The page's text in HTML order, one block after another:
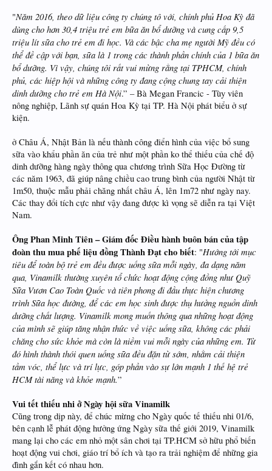
"Năm 2016, theo dữ liệu công ty chúng tô với, chính phủ Hoa Kỳ đã
dùng cho hơn 30,4 triệu trẻ em bữa ăn bổ dưỡng và cung cấp 9,5
triệu lít sữa cho trẻ em đi học. Và các bậc cha mẹ người Mỹ đều có
thể đề cập với bạn, sữa là 1 trong các thành phần chính của 1 bữa ăn
bổ dưỡng. Vì vậy, chúng tôi rất vui mừng rằng tại TPHCM, chính
phủ, các hiệp hội và những công ty đang cộng chung tay cải thiện
dinh dưỡng cho trẻ em Hà Nội.” – Bà Megan Francic - Tùy viên
nông nghiệp, Lãnh sự quán Hoa Kỳ tại TP. Hà Nội phát biểu ở sự
kiện.
ở Châu Á, Nhật Bản là nếu thành công điển hình của việc bổ sung
sữa vào khẩu phần ăn của trẻ như một phần ko thể thiếu của chế độ
dinh dưỡng hàng ngày thông qua chương trình Sữa Học Đường từ
các năm 1963, đã giúp nâng chiều cao trung bình của người Nhật từ
1m50, thuộc mẫu phải chăng nhất châu Á, lên 1m72 như ngày nay.
Các thay đổi tích cực như vậy đang được kì vọng sẽ diễn ra tại Việt
Nam.
Ông Phan Minh Tiên – Giám đốc Điều hành buôn bán của tập
đoàn thu mua phế liệu đồng Thành Đạt cho biết: "Hướng tới mục
tiêu để toàn bộ trẻ em đều được uống sữa mỗi ngày, đa dạng năm
qua, Vinamilk thường xuyên tổ chức hoạt động cộng đồng như Quỹ
Sữa Vươn Cao Toàn Quốc và tiên phong đi đầu thực hiện chương
trình Sữa học đường, để các em học sinh được thụ hưởng nguồn dinh
dưỡng chất lượng. Vinamilk mong muốn thông qua những hoạt động
của mình sẽ giúp tăng nhận thức về việc uống sữa, không các phải
chăng cho sức khỏe mà còn là niềm vui mỗi ngày của những em. Từ
đó hình thành thói quen uống sữa đều đặn từ sớm, nhằm cải thiện
tầm vóc, thể lực và trí lực, góp phần vào sự lớn mạnh 1 thế hệ trẻ
HCM tài năng và khỏe mạnh.”
Vui tết thiếu nhi ở Ngày hội sữa Vinamilk
Cũng trong dịp này, để chúc mừng cho Ngày quốc tế thiếu nhi 01/6,
bên cạnh lễ phát động hưởng ứng Ngày sữa thế giới 2019, Vinamilk
mang lại cho các em nhỏ một sân chơi tại TP.HCM sở hữu phổ biến
hoạt động vui chơi, giáo trí bổ ích và tạo ra trải nghiệm để những gia
đình gắn kết có nhau hơn.